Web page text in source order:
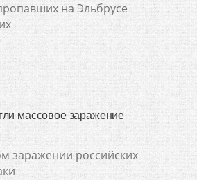
на Эльбрусе
массовое заражение
заражении российских